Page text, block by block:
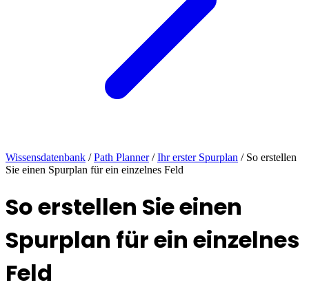
Wissensdatenbank / Path Planner / Ihr erster Spurplan / So erstellen
Sie einen Spurplan für ein einzelnes Feld
So erstellen Sie einen
Spurplan für ein einzelnes
Feld